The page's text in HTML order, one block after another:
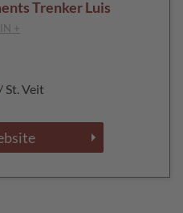
Trenker Luis
+
/ St. Veit